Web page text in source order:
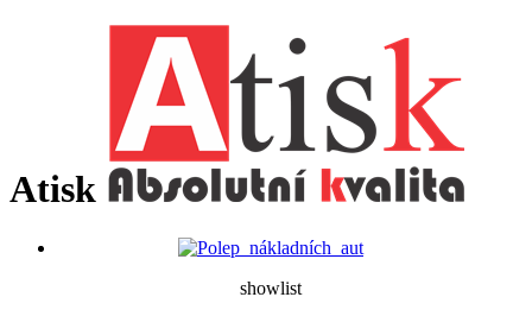
Atisk
showlist